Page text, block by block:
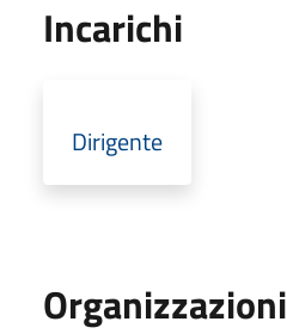
Incarichi
Dirigente
Organizzazioni